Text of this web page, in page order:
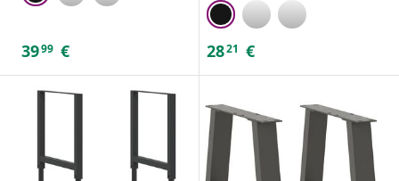
3999 € 2821 €